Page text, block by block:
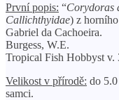
První popis: “Corydoras
Callichthyidae) z
Gabriel da Cachoeira.
Burgess, W.E.
Tropical Fish Hobbyst v.
Velikost v přírodě: do
samci.